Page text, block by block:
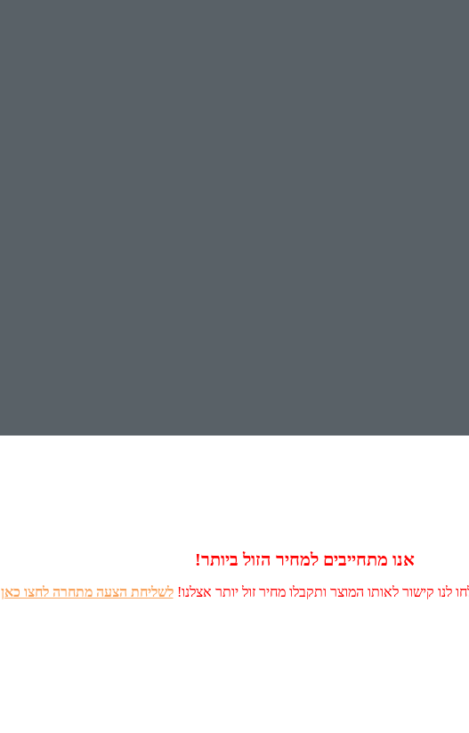
אנו מתחייבים למחיר הזול ביותר!
לנו קישור לאותו המוצר ותקבלו מחיר זול יותר אצלנו!לשליחת הצעה מתחרה לחצו כאן